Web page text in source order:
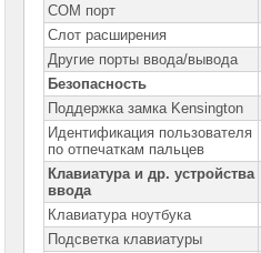
COM порт
Слот расширения
Другие порты ввода/вывода
Безопасность
Поддержка замка Kensington
Идентификация пользователя
по отпечаткам пальцев
Клавиатура и др. устройства
ввода
Клавиатура ноутбука
Подсветка клавиатуры